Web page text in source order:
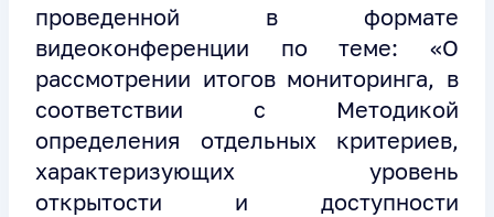
проведенной в формате
видеоконференции по теме: «О
рассмотрении итогов мониторинга, в
соответствии с Методикой
определения отдельных критериев,
характеризующих уровень
открытости и доступности